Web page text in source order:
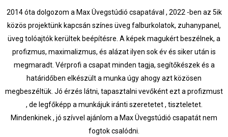
2014 óta dolgozom a Max Üvegstúdió csapatával , 2022 -ben az 5ik
közös projektünk kapcsán színes üveg falburkolatok, zuhanypanel,
üveg tolóajtók kerültek beépítésre. A képek magukért beszélnek, a
profizmus, maximalizmus, és alázat ilyen sok év és siker után is
megmaradt. Vérprofi a csapat minden tagja, segítőkészek és a
határidőben elkészült a munka úgy ahogy azt közösen
megbeszéltük. Jó érzés látni, tapasztalni vevőként ezt a profizmust
, de legfőképp a munkájuk iránti szeretetet , tiszteletet.
Mindenkinek , jó szívvel ajánlom a Max Üvegstúdió csapatát nem
fogtok csalódni.